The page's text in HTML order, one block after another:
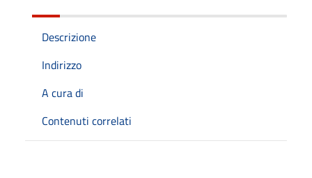
Descrizione
Indirizzo
A cura di
Contenuti correlati